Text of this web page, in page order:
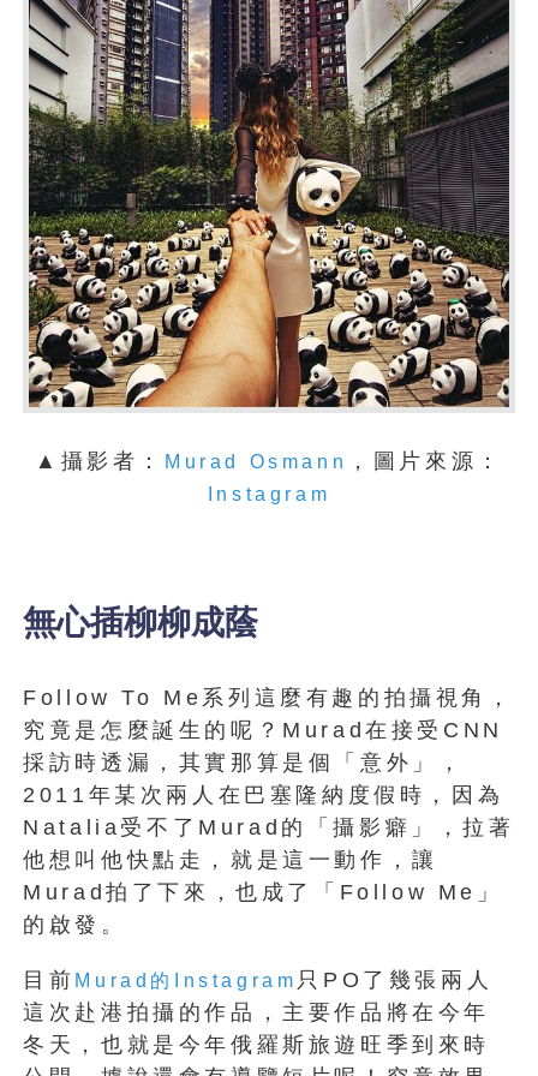
▲攝影者： Murad Osmann ，圖片來源：
Instagram
無心插柳柳成蔭
Follow To Me系列這麼有趣的拍攝視角，
究竟是怎麼誕生的呢？Murad在接受CNN
採訪時透漏，其實那算是個「意外」，
2011年某次兩人在巴塞隆納度假時，因為
Natalia受不了Murad的「攝影癖」，拉著
他想叫他快點走，就是這一動作，讓
Murad拍了下來，也成了「Follow Me」
的啟發。
目前 Murad的Instagram 只PO了幾張兩人
這次赴港拍攝的作品，主要作品將在今年
冬天，也就是今年俄羅斯旅遊旺季到來時